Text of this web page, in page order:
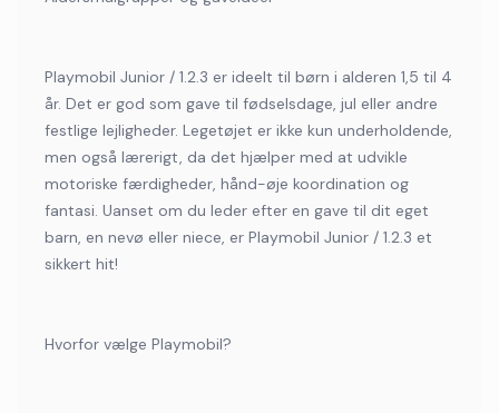
Playmobil Junior / 1.2.3 er ideelt til børn i alderen 1,5 til 4
år. Det er god som gave til fødselsdage, jul eller andre
festlige lejligheder. Legetøjet er ikke kun underholdende,
men også lærerigt, da det hjælper med at udvikle
motoriske færdigheder, hånd-øje koordination og
fantasi. Uanset om du leder efter en gave til dit eget
barn, en nevø eller niece, er Playmobil Junior / 1.2.3 et
sikkert hit!
Hvorfor vælge Playmobil?